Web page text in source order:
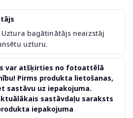
bagātinātājs neaizstāj
uzturu.
var atšķirties no fotoattēlā
Pirms produkta lietošanas,
sastāvu uz iepakojuma.
sastāvdaļu saraksts
iepakojuma